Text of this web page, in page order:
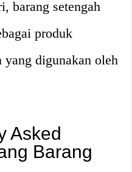
barang setengah
produk
yang digunakan oleh
Asked
Barang